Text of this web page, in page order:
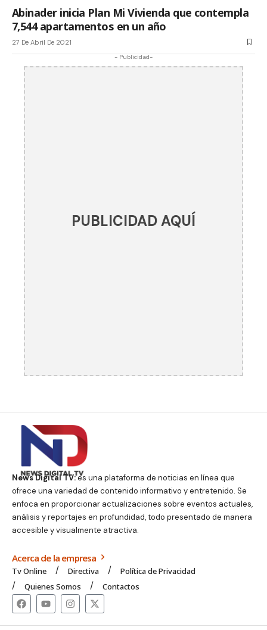
Abinader inicia Plan Mi Vivienda que contempla
7,544 apartamentos en un año
27 De Abril De 2021
- Publicidad-
PUBLICIDAD AQUÍ
News Digital TV:es una plataforma de noticias en línea que
ofrece una variedad de contenido informativo y entretenido. Se
enfoca en proporcionar actualizaciones sobre eventos actuales,
análisis y reportajes en profundidad, todo presentado de manera
accesible y visualmente atractiva.
Acerca de la empresa
Tv Online Directiva
Política de Privacidad
Quienes Somos
Contactos